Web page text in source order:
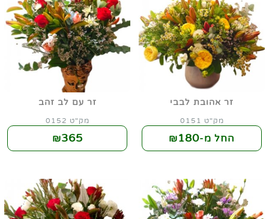
זר אהובת לבבי
מק"ט 0151
החל מ-₪180
זר עם לב זהב
מק"ט 0152
₪365